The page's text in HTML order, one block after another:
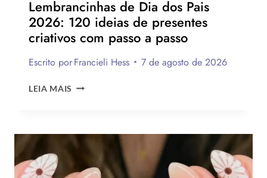
PRESENTEAR
OU
Lembrancinhas de Dia dos Pais
2026: 120 ideias de presentes
criativos com passo a passo
Escrito porFrancieli Hess 7 de agosto de 2026
LEIA MAIS LEMBRANCINHAS
PAIS
2026:
IDEIAS